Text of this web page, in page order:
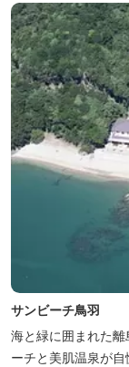
サンビーチ鳥羽
海と緑に囲まれた
ーチと美肌温泉が